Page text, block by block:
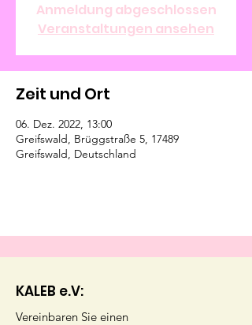
Anmeldung abgeschlossen
Veranstaltungen ansehen
Zeit und Ort
06. Dez. 2022, 13:00
Greifswald, Brüggstraße 5, 17489
Greifswald, Deutschland
KALEB e.V:
Vereinbaren Sie einen